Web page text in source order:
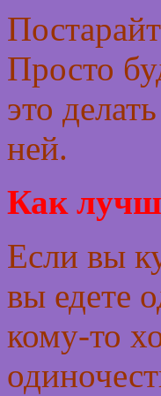
Просто
это
ней.
Как
Если вы
вы едете
кому-то